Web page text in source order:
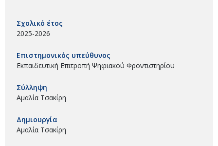
Σχολικό έτος
2025-2026
Επιστημονικός υπεύθυνος
Εκπαιδευτική Επιτροπή Ψηφιακού Φροντιστηρίου
Σύλληψη
Αμαλία Τσακίρη
Δημιουργία
Αμαλία Τσακίρη